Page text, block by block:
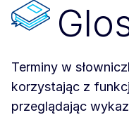
Terminy w
korzystając z
przeglądając